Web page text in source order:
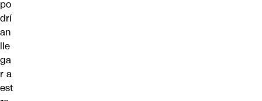
po
drí
an
lle
ga
r a
est